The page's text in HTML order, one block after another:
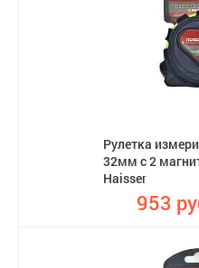
Рулетка
32мм с 2
Haisser
953